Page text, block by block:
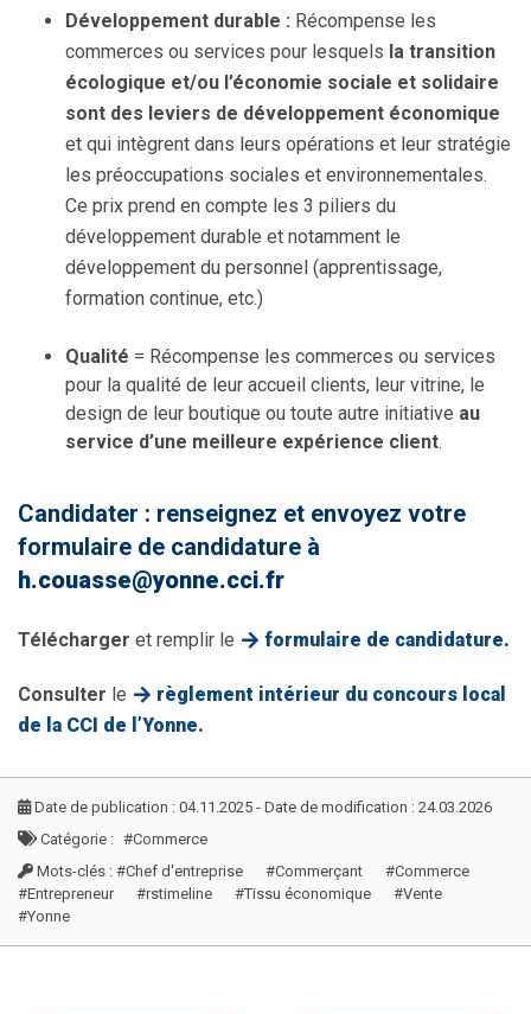
Développement durable : Récompense les
commerces ou services pour lesquels la transition
écologique et/ou l’économie sociale et solidaire
sont des leviers de développement économique
et qui intègrent dans leurs opérations et leur stratégie
les préoccupations sociales et environnementales.
Ce prix prend en compte les 3 piliers du
développement durable et notamment le
développement du personnel (apprentissage,
formation continue, etc.)
Qualité = Récompense les commerces ou services
pour la qualité de leur accueil clients, leur vitrine, le
design de leur boutique ou toute autre initiative au
service d’une meilleure expérience client.
Candidater : renseignez et envoyez votre
formulaire de candidature à
h.couasse@yonne.cci.fr
Télécharger et remplir le formulaire de candidature.
Consulter le
règlement intérieur du concours local
de la CCI de l’Yonne.
Date de publication : 04.11.2025 - Date de modification : 24.03.2026
Catégorie : #Commerce
Mots-clés : #Chef d'entreprise #Commerçant
#Commerce
#Entrepreneur
#rstimeline #Tissu économique
#Vente
#Yonne